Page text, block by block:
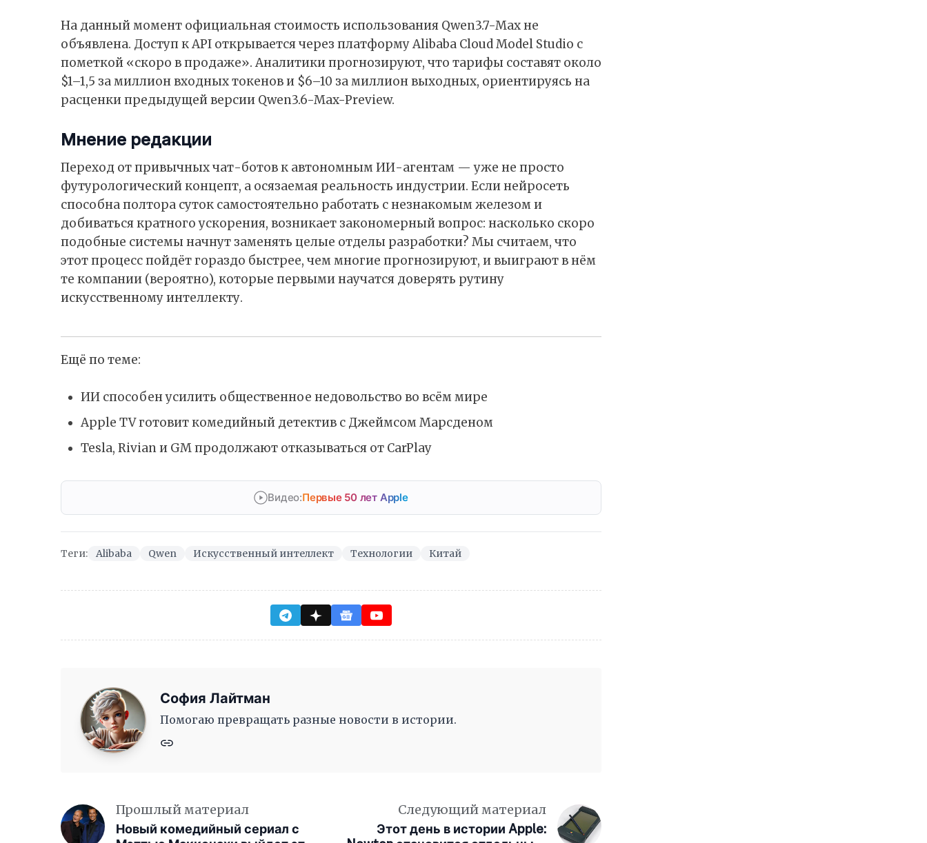
На данный момент официальная стоимость использования Qwen3.7-Max не
объявлена. Доступ к API открывается через платформу Alibaba Cloud Model Studio с
пометкой «скоро в продаже». Аналитики прогнозируют, что тарифы составят около
$1–1,5 за миллион входных токенов и $6–10 за миллион выходных, ориентируясь на
расценки предыдущей версии Qwen3.6-Max-Preview.
Мнение редакции
Переход от привычных чат-ботов к автономным ИИ-агентам — уже не просто
футурологический концепт, а осязаемая реальность индустрии. Если нейросеть
способна полтора суток самостоятельно работать с незнакомым железом и
добиваться кратного ускорения, возникает закономерный вопрос: насколько скоро
подобные системы начнут заменять целые отделы разработки? Мы считаем, что
этот процесс пойдёт гораздо быстрее, чем многие прогнозируют, и выиграют в нём
те компании (вероятно), которые первыми научатся доверять рутину
искусственному интеллекту.
Ещё по теме:
ИИ способен усилить общественное недовольство во всём мире
Apple TV готовит комедийный детектив с Джеймсом Марсденом
Tesla, Rivian и GM продолжают отказываться от CarPlay
Видео:Первые 50 лет Apple
Теги: Alibaba Qwen Искусственный интеллект Технологии Китай
София Лайтман
Помогаю превращать разные новости в истории.
Прошлый материал
Новый комедийный сериал с
Следующий материал
Этот день в истории Apple: